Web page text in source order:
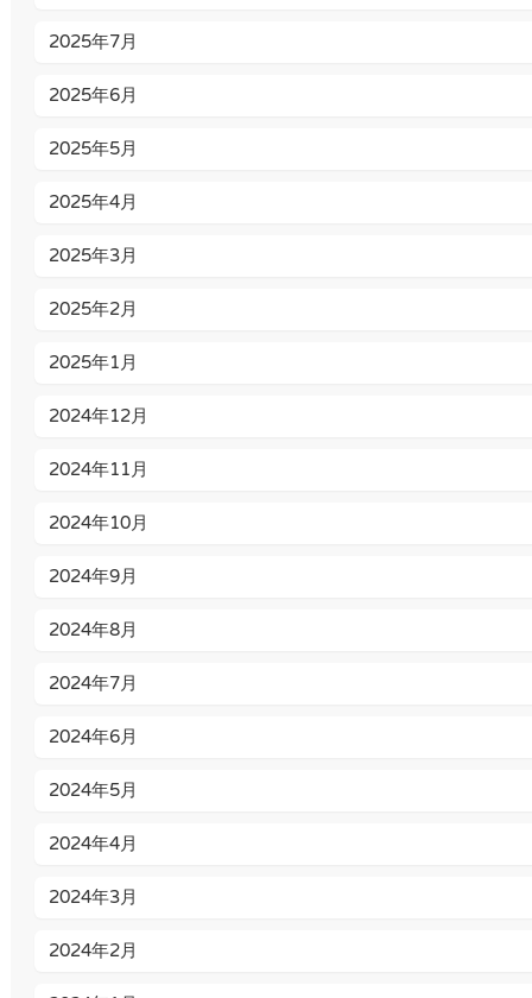
2025年7月
2025年6月
2025年5月
2025年4月
2025年3月
2025年2月
2025年1月
2024年12月
2024年11月
2024年10月
2024年9月
2024年8月
2024年7月
2024年6月
2024年5月
2024年4月
2024年3月
2024年2月